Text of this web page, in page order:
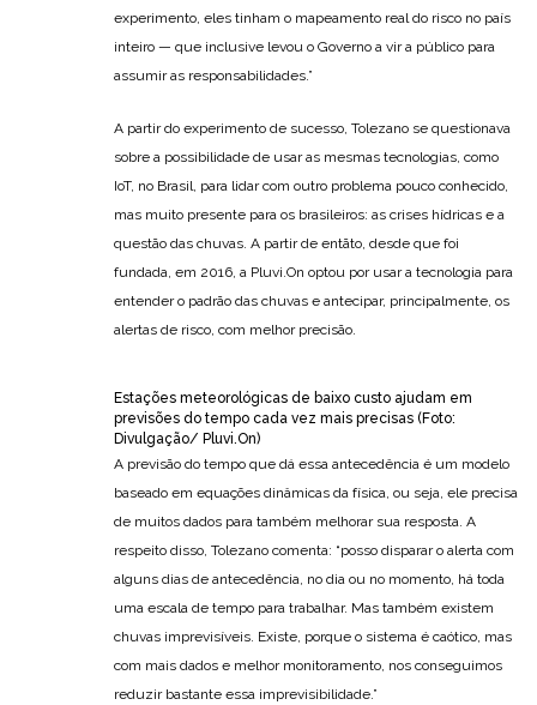
experimento, eles tinham o mapeamento real do risco no país
inteiro — que inclusive levou o Governo a vir a público para
assumir as responsabilidades.”
A partir do experimento de sucesso, Tolezano se questionava
sobre a possibilidade de usar as mesmas tecnologias, como
IoT, no Brasil, para lidar com outro problema pouco conhecido,
mas muito presente para os brasileiros: as crises hídricas e a
questão das chuvas. A partir de entãto, desde que foi
fundada, em 2016, a Pluvi.On optou por usar a tecnologia para
entender o padrão das chuvas e antecipar, principalmente, os
alertas de risco, com melhor precisão.
Estações meteorológicas de baixo custo ajudam em
previsões do tempo cada vez mais precisas (Foto:
Divulgação/ Pluvi.On)
A previsão do tempo que dá essa antecedência é um modelo
baseado em equações dinâmicas da física, ou seja, ele precisa
de muitos dados para também melhorar sua resposta. A
respeito disso, Tolezano comenta: “posso disparar o alerta com
alguns dias de antecedência, no dia ou no momento, há toda
uma escala de tempo para trabalhar. Mas também existem
chuvas imprevisíveis. Existe, porque o sistema é caótico, mas
com mais dados e melhor monitoramento, nos conseguimos
reduzir bastante essa imprevisibilidade.”